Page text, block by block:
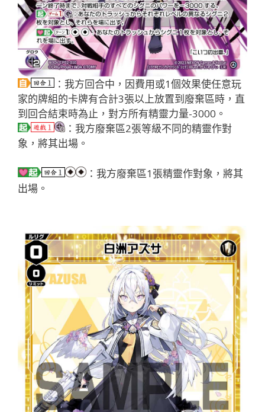
：我方回合中，因費用或1個效果使任意玩
家的牌組的卡牌有合計3張以上放置到廢棄區時，直
到回合結束時為止，對方所有精靈力量-3000。
：我方廢棄區2張等級不同的精靈作對
象，將其出場。
：我方廢棄區1張精靈作對象，將其
出場。